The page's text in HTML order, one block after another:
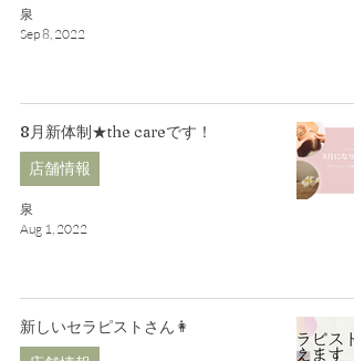
泉
Sep 8, 2022
8月新体制★the careです！
店舗情報
泉
Aug 1, 2022
新しいセラピストさん👩